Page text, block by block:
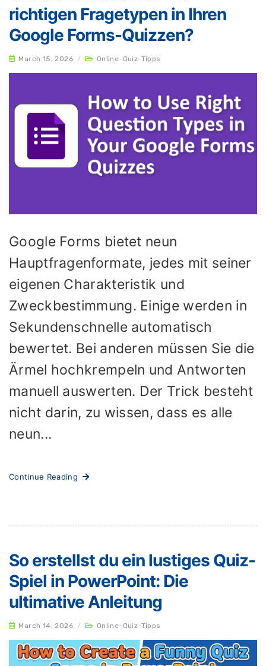
richtigen Fragetypen in Ihren
Google Forms-Quizzen?
March 15, 2026 / Online-Quiz-Tipps
Google Forms bietet neun
Hauptfragenformate, jedes mit seiner
eigenen Charakteristik und
Zweckbestimmung. Einige werden in
Sekundenschnelle automatisch
bewertet. Bei anderen müssen Sie die
Ärmel hochkrempeln und Antworten
manuell auswerten. Der Trick besteht
nicht darin, zu wissen, dass es alle
neun...
Continue Reading
So erstellst du ein lustiges Quiz-
Spiel in PowerPoint: Die
ultimative Anleitung
March 14, 2026 / Online-Quiz-Tipps